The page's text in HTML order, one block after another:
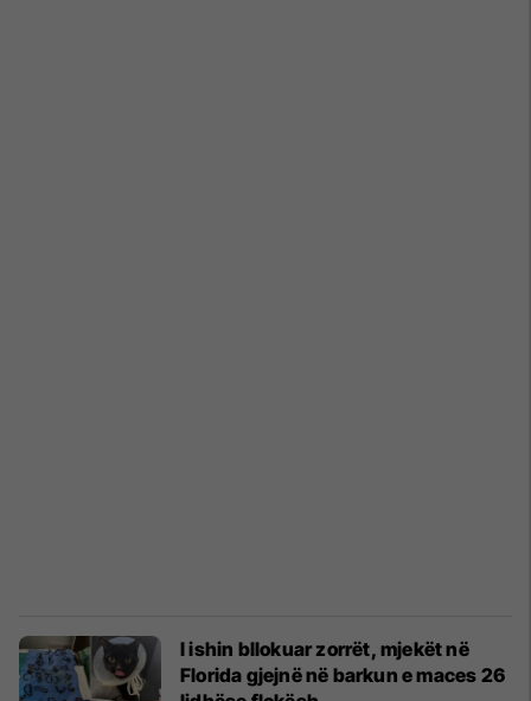
I ishin bllokuar zorrët, mjekët në
Florida gjejnë në barkun e maces 26